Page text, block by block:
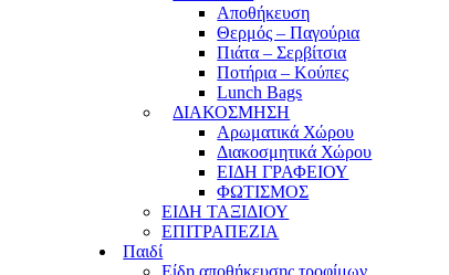
Αποθήκευση
Θερμός – Παγούρια
Πιάτα – Σερβίτσια
Ποτήρια – Κούπες
Lunch Bags
ΔΙΑΚΟΣΜΗΣΗ
Αρωματικά Χώρου
Διακοσμητικά Χώρου
ΕΙΔΗ ΓΡΑΦΕΙΟΥ
ΦΩΤΙΣΜΟΣ
ΕΙΔΗ ΤΑΞΙΔΙΟΥ
ΕΠΙΤΡΑΠΕΖΙΑ
Παιδί
Είδη αποθήκευσης τροφίμων